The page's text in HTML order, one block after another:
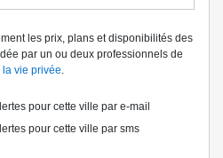
les prix, plans et disponibilités des
par un ou deux professionnels de
vie privée.
pour cette ville par e-mail
pour cette ville par sms